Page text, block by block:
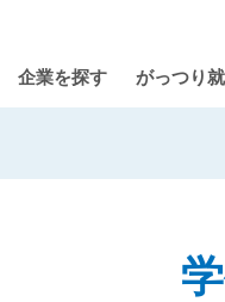
企業を探す がっつり